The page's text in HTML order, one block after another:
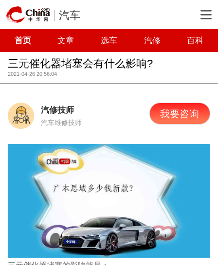
汽车
首页 文章 选车 汽修 百科
三元催化器堵塞会有什么影响?
2021-04-26 20:56:04
汽修技师
汽车维修技师
我要咨询